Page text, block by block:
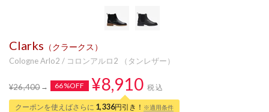
Clarks （クラークス）
Cologne Arlo2 / コロンアルロ2 （タンレザー）
¥26,400 66%OFF ¥8,910 税込
クーポンを使えばさらに 1,336円引き！ ※適用条件